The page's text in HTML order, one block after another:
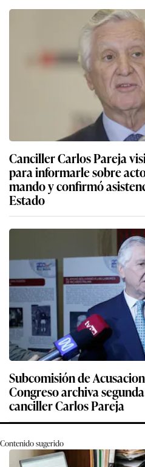
Canciller Carlos Pareja
para informarle sobre
mando y confirmó
Estado
Subcomisión de
Congreso archiva
canciller Carlos Pareja
Contenido sugerido